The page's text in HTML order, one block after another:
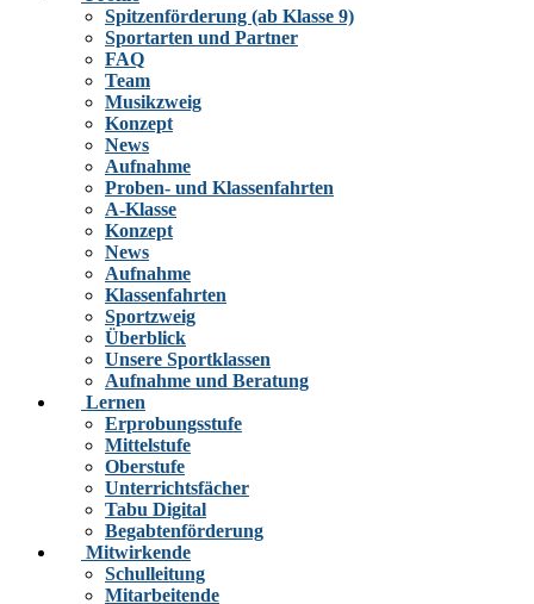
Spitzenförderung (ab Klasse 9)
Sportarten und Partner
FAQ
Team
Musikzweig
Konzept
News
Aufnahme
Proben- und Klassenfahrten
A-Klasse
Konzept
News
Aufnahme
Klassenfahrten
Sportzweig
Überblick
Unsere Sportklassen
Aufnahme und Beratung
Lernen
Erprobungsstufe
Mittelstufe
Oberstufe
Unterrichtsfächer
Tabu Digital
Begabtenförderung
Mitwirkende
Schulleitung
Mitarbeitende